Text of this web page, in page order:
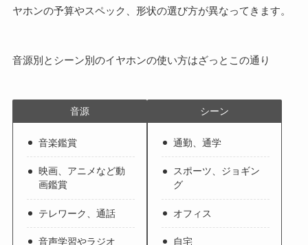
ヤホンの予算やスペック、形状の選び方が異なってきます。
音源別とシーン別のイヤホンの使い方はざっとこの通り
音源
音楽鑑賞
映画、アニメなど動
画鑑賞
テレワーク、通話
音声学習やラジオ
シーン
通勤、通学
スポーツ、ジョギン
グ
オフィス
自宅